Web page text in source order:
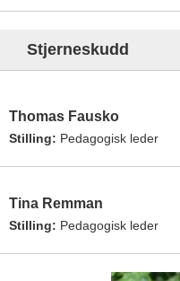
Stjerneskudd
Thomas Fausko
Stilling: Pedagogisk leder
Tina Remman
Stilling: Pedagogisk leder